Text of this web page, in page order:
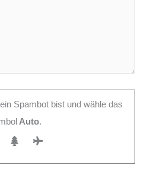
Spambot bist und wähle das
Auto.